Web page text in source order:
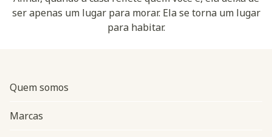
ser apenas um lugar para morar. Ela se torna um lugar
para habitar.
Quem somos
Marcas